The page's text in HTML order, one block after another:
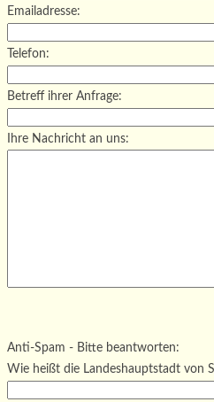
Emailadresse:
Telefon:
Betreff ihrer Anfrage:
Ihre Nachricht an uns:
Bitte lasse dieses Feld leer.
Anti-Spam - Bitte beantworten:
Wie heißt die Landeshauptstadt von